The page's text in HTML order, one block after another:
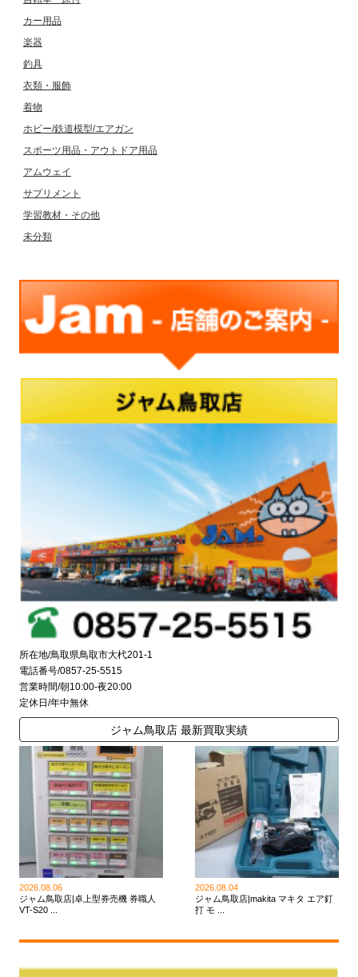
カー用品
楽器
釣具
衣類・服飾
着物
ホビー/鉄道模型/エアガン
スポーツ用品・アウトドア用品
アムウェイ
サプリメント
学習教材・その他
未分類
所在地/鳥取県鳥取市大杙201-1
電話番号/0857-25-5515
営業時間/朝10:00-夜20:00
定休日/年中無休
ジャム鳥取店 最新買取実績
2026.08.06
ジャム鳥取店|卓上型券売機 券職人
VT-S20 ...
2026.08.04
ジャム鳥取店|makita マキタ エア釘
打 モ ...